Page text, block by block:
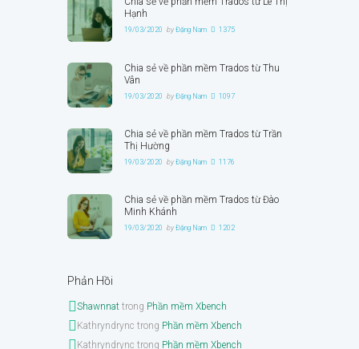
Hạnh
19/03/2020 byĐặng Nam 1375
Chia sẻ về phần mềm Trados từ Thu
Vân
19/03/2020 byĐặng Nam 1097
Chia sẻ về phần mềm Trados từ Trần
Thị Hường
19/03/2020 byĐặng Nam 1176
Chia sẻ về phần mềm Trados từ Đào
Minh Khánh
19/03/2020 byĐặng Nam 1202
Phản Hồi
Shawnnat trong Phần mềm Xbench
Kathryndrync trong Phần mềm Xbench
Kathryndrync trong Phần mềm Xbench